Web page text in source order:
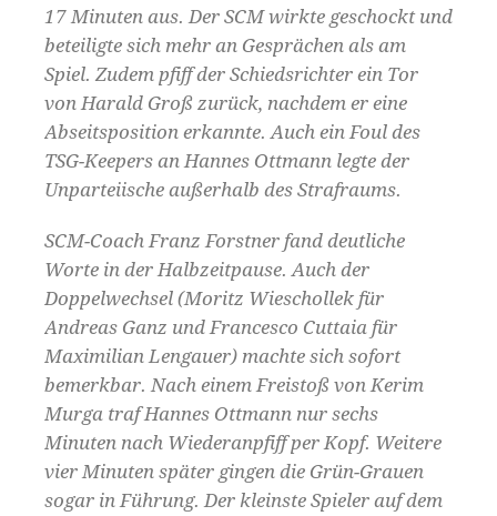
17 Minuten aus. Der SCM wirkte geschockt und
beteiligte sich mehr an Gesprächen als am
Spiel. Zudem pfiff der Schiedsrichter ein Tor
von Harald Groß zurück, nachdem er eine
Abseitsposition erkannte. Auch ein Foul des
TSG-Keepers an Hannes Ottmann legte der
Unparteiische außerhalb des Strafraums.
SCM-Coach Franz Forstner fand deutliche
Worte in der Halbzeitpause. Auch der
Doppelwechsel (Moritz Wieschollek für
Andreas Ganz und Francesco Cuttaia für
Maximilian Lengauer) machte sich sofort
bemerkbar. Nach einem Freistoß von Kerim
Murga traf Hannes Ottmann nur sechs
Minuten nach Wiederanpfiff per Kopf. Weitere
vier Minuten später gingen die Grün-Grauen
sogar in Führung. Der kleinste Spieler auf dem